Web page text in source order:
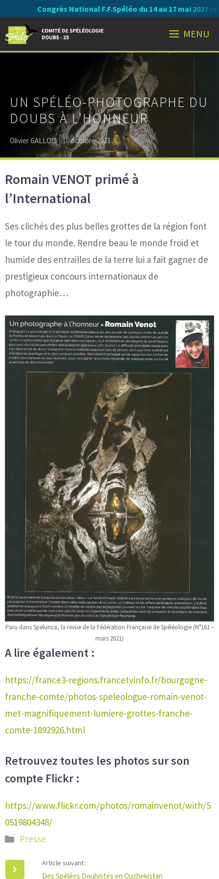
au
contenu
Congrès National F.F.Spéléo du 14 au 17 mai 2027 :
MENU
UN SPÉLÉO-PHOTOGRAPHE DU
DOUBS À L’HONNEUR
Olivier GALLOIS 10 octobre 2023
Romain VENOT primé à
l’International
Ses clichés des plus belles grottes de la région font
le tour du monde. Rendre beau le monde froid et
humide des entrailles de la terre lui a fait gagner de
prestigieux concours internationaux de
photographie…
Paru dans Spelunca, la revue de la Fédération Française de Spéléologie (N°161 –
mars 2021)
A lire également :
https://france3-regions.francetvinfo.fr/bourgogne-
franche-comte/photos-speleologue-romain-venot-
met-magnifiquement-lumiere-grottes-franche-
comte-1892926.html
Retrouvez toutes les photos sur son
compte Flickr :
https://www.flickr.com/photos/romainvenot/with/5
0519804348/
Catégories
Presse
Article suivant :
Des Spéléos Doubistes en Ouzbekistan